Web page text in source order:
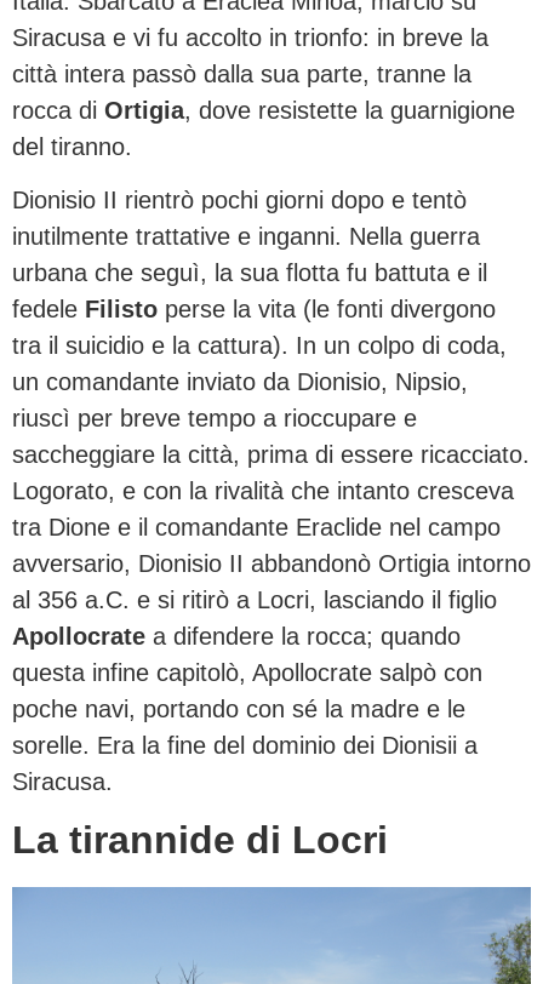
Siracusa e vi fu accolto in trionfo: in breve la
città intera passò dalla sua parte, tranne la
rocca di Ortigia, dove resistette la guarnigione
del tiranno.
Dionisio II rientrò pochi giorni dopo e tentò
inutilmente trattative e inganni. Nella guerra
urbana che seguì, la sua flotta fu battuta e il
fedele Filisto perse la vita (le fonti divergono
tra il suicidio e la cattura). In un colpo di coda,
un comandante inviato da Dionisio, Nipsio,
riuscì per breve tempo a rioccupare e
saccheggiare la città, prima di essere ricacciato.
Logorato, e con la rivalità che intanto cresceva
tra Dione e il comandante Eraclide nel campo
avversario, Dionisio II abbandonò Ortigia intorno
al 356 a.C. e si ritirò a Locri, lasciando il figlio
Apollocrate a difendere la rocca; quando
questa infine capitolò, Apollocrate salpò con
poche navi, portando con sé la madre e le
sorelle. Era la fine del dominio dei Dionisii a
Siracusa.
La tirannide di Locri